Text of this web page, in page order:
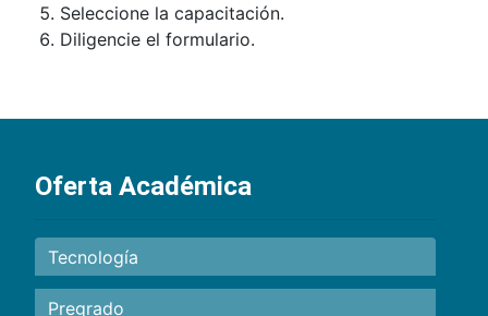
Seleccione la capacitación.
Diligencie el formulario.
Oferta Académica
Tecnología
Pregrado